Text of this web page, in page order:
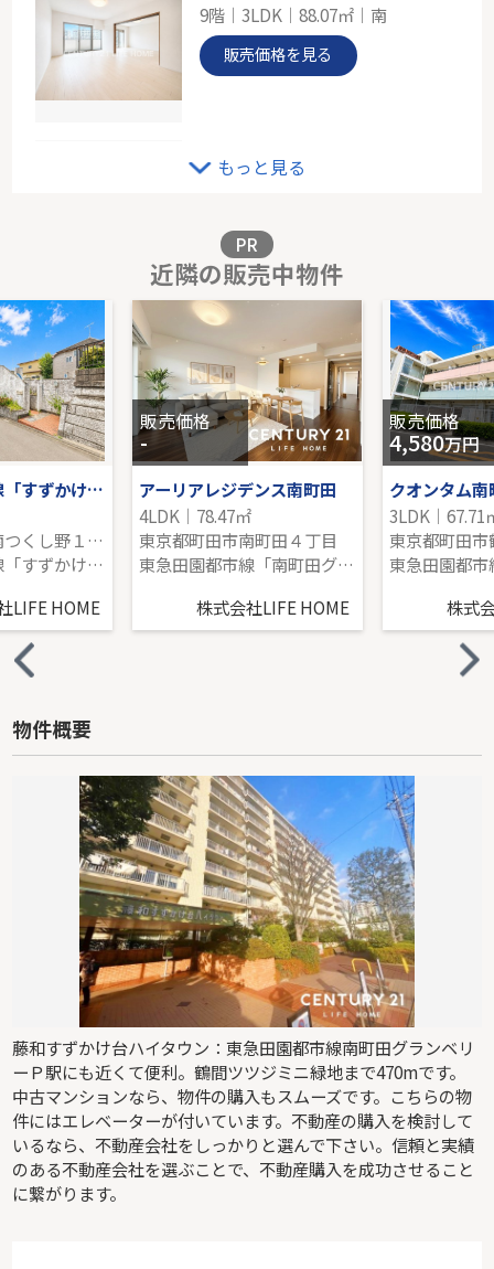
9階｜3LDK｜88.07㎡｜南
販売価格を見る
販売価格を見る
扶桑ハイツ南太田
5階｜2LDK｜52.20㎡｜南東
販売価格を見る
もっと見る
PR
近隣の販売中物件
東急田園都市線「すずかけ台」土地
東京都町田市南つくし野１丁目
東急田園都市線「すずかけ台」駅 徒歩11分
LIFE HOME
販売価格
-
アーリアレジデンス南町田
4LDK｜78.47㎡
東京都町田市南町田４丁目
東急田園都市線「南町田グランベリーＰ」駅 徒歩14分
株式会社LIFE HOME
販売価格
4,580万円
クオンタム南
3LDK｜67.71
東京都町田
株式
物件概要
藤和すずかけ台ハイタウン：東急田園都市線南町田グランベリ
ーＰ駅にも近くて便利。鶴間ツツジミニ緑地まで470mです。
中古マンションなら、物件の購入もスムーズです。こちらの物
件にはエレベーターが付いています。不動産の購入を検討して
いるなら、不動産会社をしっかりと選んで下さい。信頼と実績
のある不動産会社を選ぶことで、不動産購入を成功させること
に繋がります。